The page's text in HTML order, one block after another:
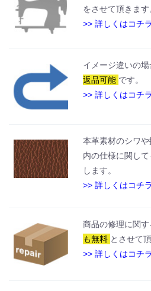
をさせて頂きます
>> 詳しくはコチラ
イメージ違いの場
返品可能 です。
>> 詳しくはコチラ
本革素材のシワ
内の仕様に関して
します。
>> 詳しくはコチラ
商品の修理に関す
も無料 とさせて
>> 詳しくはコチラ